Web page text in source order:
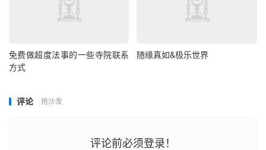
免费做超度法事的一些寺院联系
方式
随缘真如&极乐世界
评论 抢沙发
评论前必须登录！